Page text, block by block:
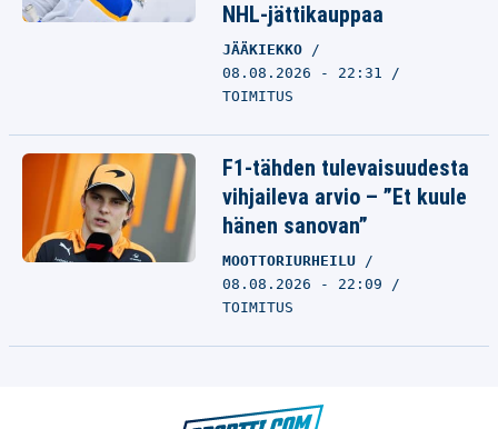
NHL-jättikauppaa
JÄÄKIEKKO
08.08.2026 - 22:31
TOIMITUS
F1-tähden tulevaisuudesta
vihjaileva arvio – ”Et kuule
hänen sanovan”
MOOTTORIURHEILU
08.08.2026 - 22:09
TOIMITUS